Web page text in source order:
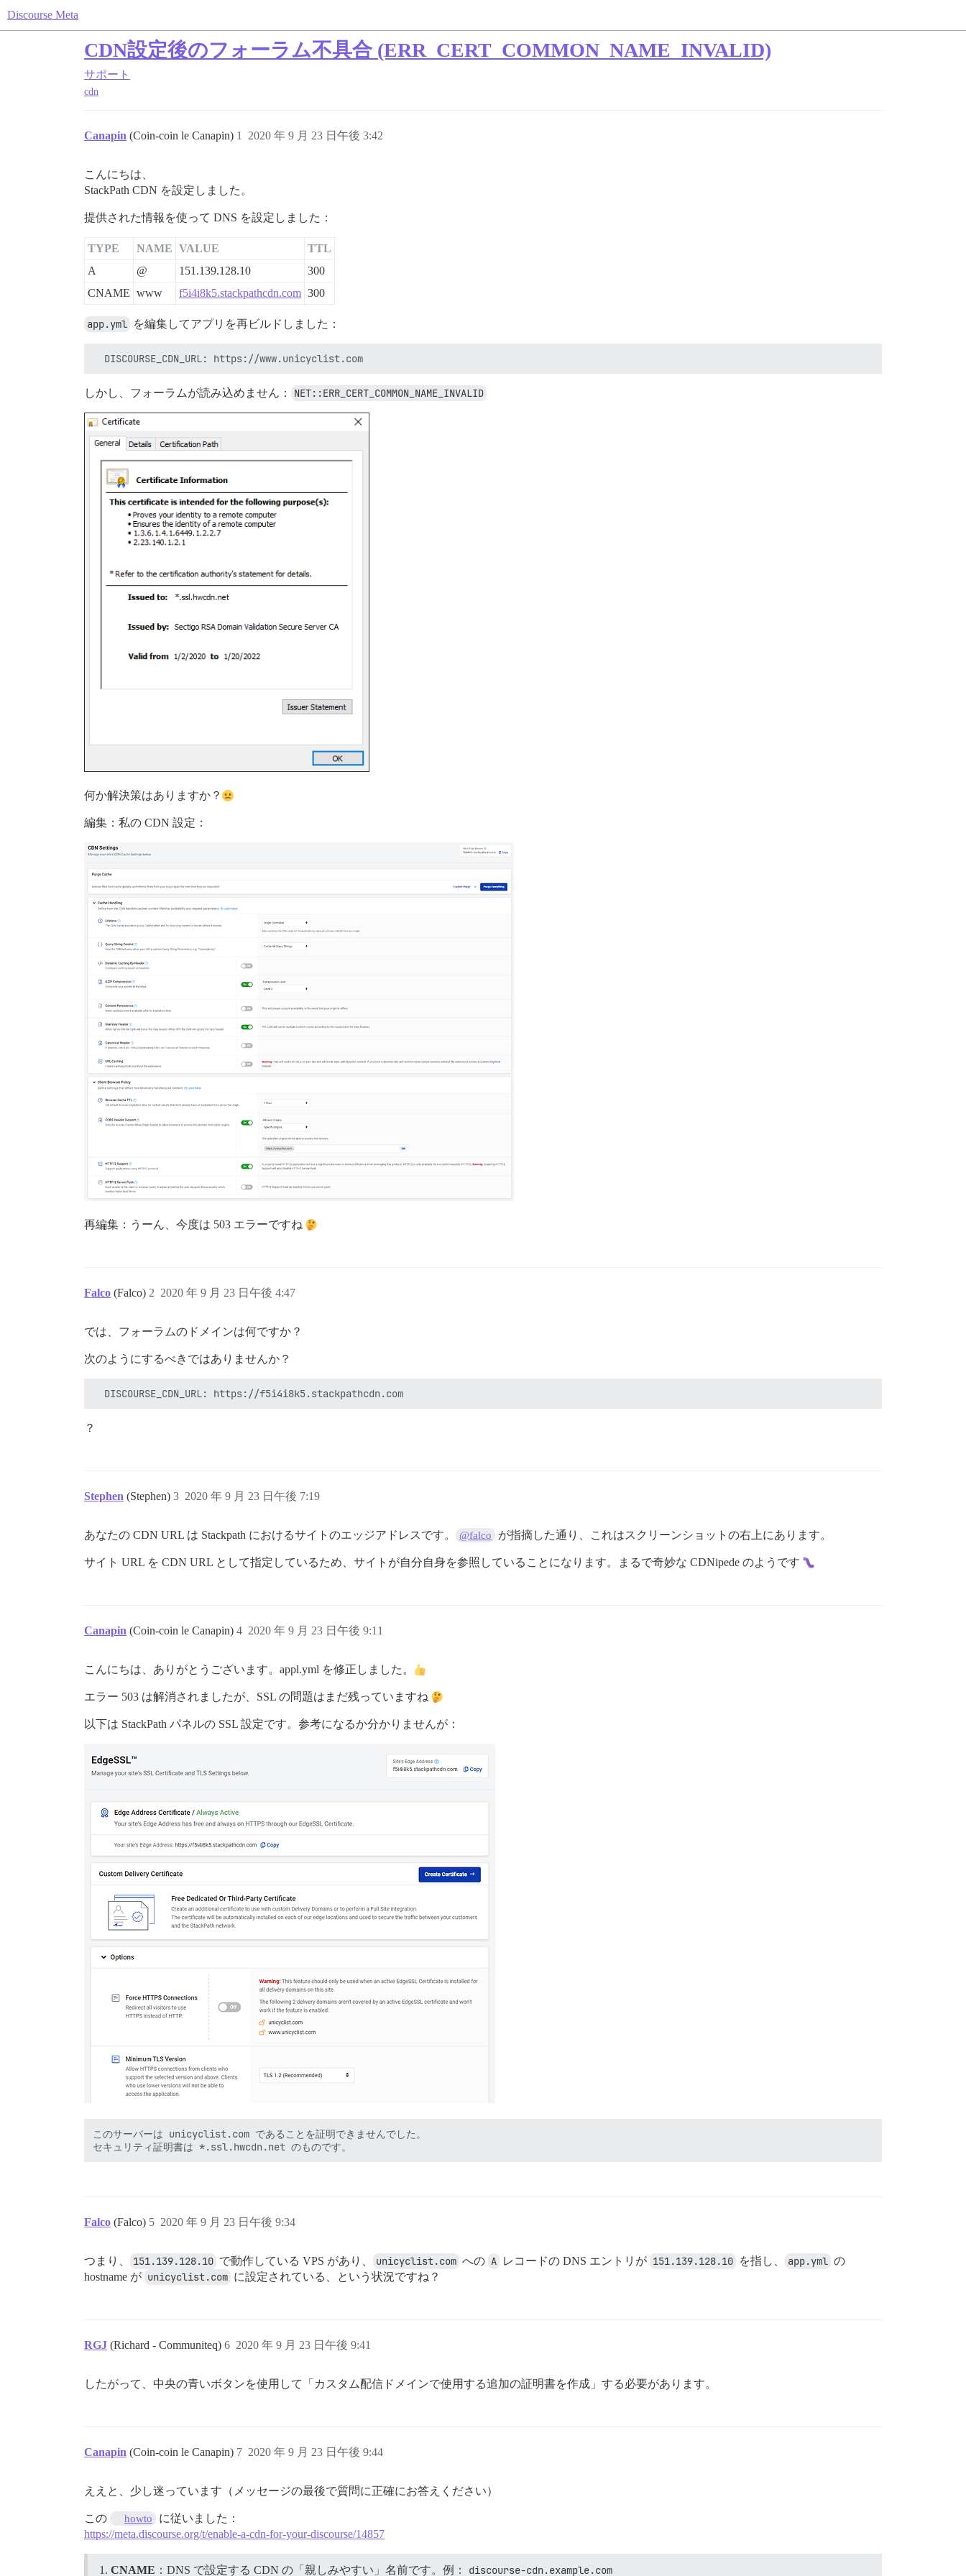
Discourse Meta
CDN設定後のフォーラム不具合 (ERR_CERT_COMMON_NAME_INVALID)
サポート
cdn
Canapin (Coin-coin le Canapin) 2020 年 9 月 23 日午後 3:42
1
こんにちは、
StackPath CDN を設定しました。
提供された情報を使って DNS を設定しました：
TYPE NAME VALUE
TTL
A
@ 151.139.128.10
300
CNAME www f5i4i8k5.stackpathcdn.com 300
app.yml を編集してアプリを再ビルドしました：
しかし、フォーラムが読み込めません： NET::ERR_CERT_COMMON_NAME_INVALID
何か解決策はありますか？
編集：私の CDN 設定：
再編集：うーん、今度は 503 エラーですね
Falco (Falco) 2020 年 9 月 23 日午後 4:47
2
では、フォーラムのドメインは何ですか？
次のようにするべきではありませんか？
？
Stephen (Stephen) 2020 年 9 月 23 日午後 7:19
3
あなたの CDN URL は Stackpath におけるサイトのエッジアドレスです。 @falco が指摘した通り、これはスクリーンショットの右上にあります。
サイト URL を CDN URL として指定しているため、サイトが自分自身を参照していることになります。まるで奇妙な CDNipede のようです
Canapin (Coin-coin le Canapin) 2020 年 9 月 23 日午後 9:11
4
こんにちは、ありがとうございます。appl.yml を修正しました。
エラー 503 は解消されましたが、SSL の問題はまだ残っていますね
以下は StackPath パネルの SSL 設定です。参考になるか分かりませんが：
このサーバーは unicyclist.com であることを証明できませんでした。
Falco (Falco) 2020 年 9 月 23 日午後 9:34
5
つまり、 151.139.128.10 で動作している VPS があり、 unicyclist.com への A レコードの DNS エントリが 151.139.128.10 を指し、 app.yml の
hostname が unicyclist.com に設定されている、という状況ですね？
RGJ (Richard - Communiteq) 2020 年 9 月 23 日午後 9:41
6
したがって、中央の青いボタンを使用して「カスタム配信ドメインで使用する追加の証明書を作成」する必要があります。
Canapin (Coin-coin le Canapin) 2020 年 9 月 23 日午後 9:44
7
ええと、少し迷っています（メッセージの最後で質問に正確にお答えください）
この howto
に従いました：
https://meta.discourse.org/t/enable-a-cdn-for-your-discourse/14857
CNAME ：DNS で設定する CDN の「親しみやすい」名前です。例： discourse-cdn.example.com